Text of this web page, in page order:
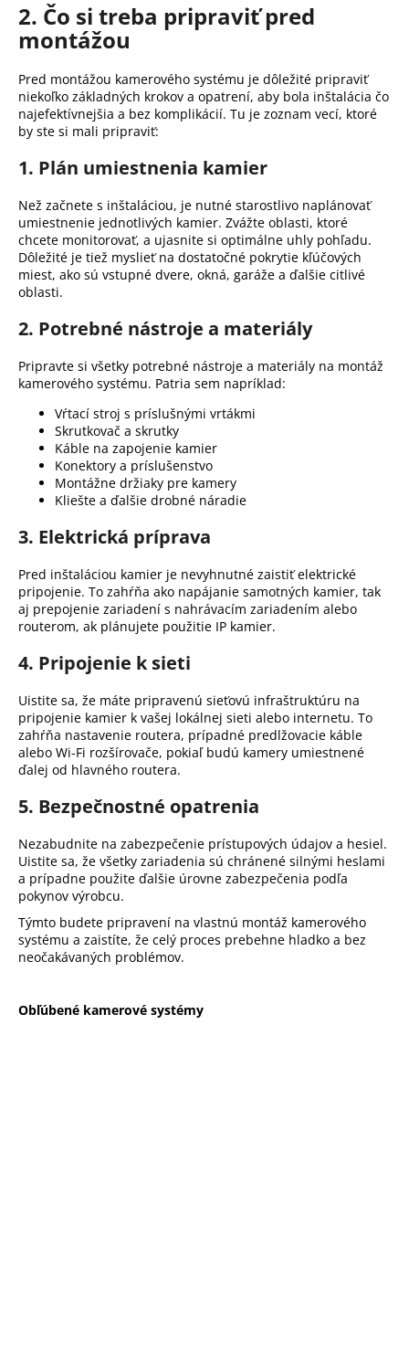
2. Čo si treba pripraviť pred
montážou
Pred montážou kamerového systému je dôležité pripraviť
niekoľko základných krokov a opatrení, aby bola inštalácia čo
najefektívnejšia a bez komplikácií. Tu je zoznam vecí, ktoré
by ste si mali pripraviť:
1. Plán umiestnenia kamier
Než začnete s inštaláciou, je nutné starostlivo naplánovať
umiestnenie jednotlivých kamier. Zvážte oblasti, ktoré
chcete monitorovať, a ujasnite si optimálne uhly pohľadu.
Dôležité je tiež myslieť na dostatočné pokrytie kľúčových
miest, ako sú vstupné dvere, okná, garáže a ďalšie citlivé
oblasti.
2. Potrebné nástroje a materiály
Pripravte si všetky potrebné nástroje a materiály na montáž
kamerového systému. Patria sem napríklad:
Vŕtací stroj s príslušnými vrtákmi
Skrutkovač a skrutky
Káble na zapojenie kamier
Konektory a príslušenstvo
Montážne držiaky pre kamery
Kliešte a ďalšie drobné náradie
3. Elektrická príprava
Pred inštaláciou kamier je nevyhnutné zaistiť elektrické
pripojenie. To zahŕňa ako napájanie samotných kamier, tak
aj prepojenie zariadení s nahrávacím zariadením alebo
routerom, ak plánujete použitie IP kamier.
4. Pripojenie k sieti
Uistite sa, že máte pripravenú sieťovú infraštruktúru na
pripojenie kamier k vašej lokálnej sieti alebo internetu. To
zahŕňa nastavenie routera, prípadné predlžovacie káble
alebo Wi-Fi rozšírovače, pokiaľ budú kamery umiestnené
ďalej od hlavného routera.
5. Bezpečnostné opatrenia
Nezabudnite na zabezpečenie prístupových údajov a hesiel.
Uistite sa, že všetky zariadenia sú chránené silnými heslami
a prípadne použite ďalšie úrovne zabezpečenia podľa
pokynov výrobcu.
Týmto budete pripravení na vlastnú montáž kamerového
systému a zaistíte, že celý proces prebehne hladko a bez
neočakávaných problémov.
Obľúbené kamerové systémy
O
d
p
o
r
ú
č
a
m
e